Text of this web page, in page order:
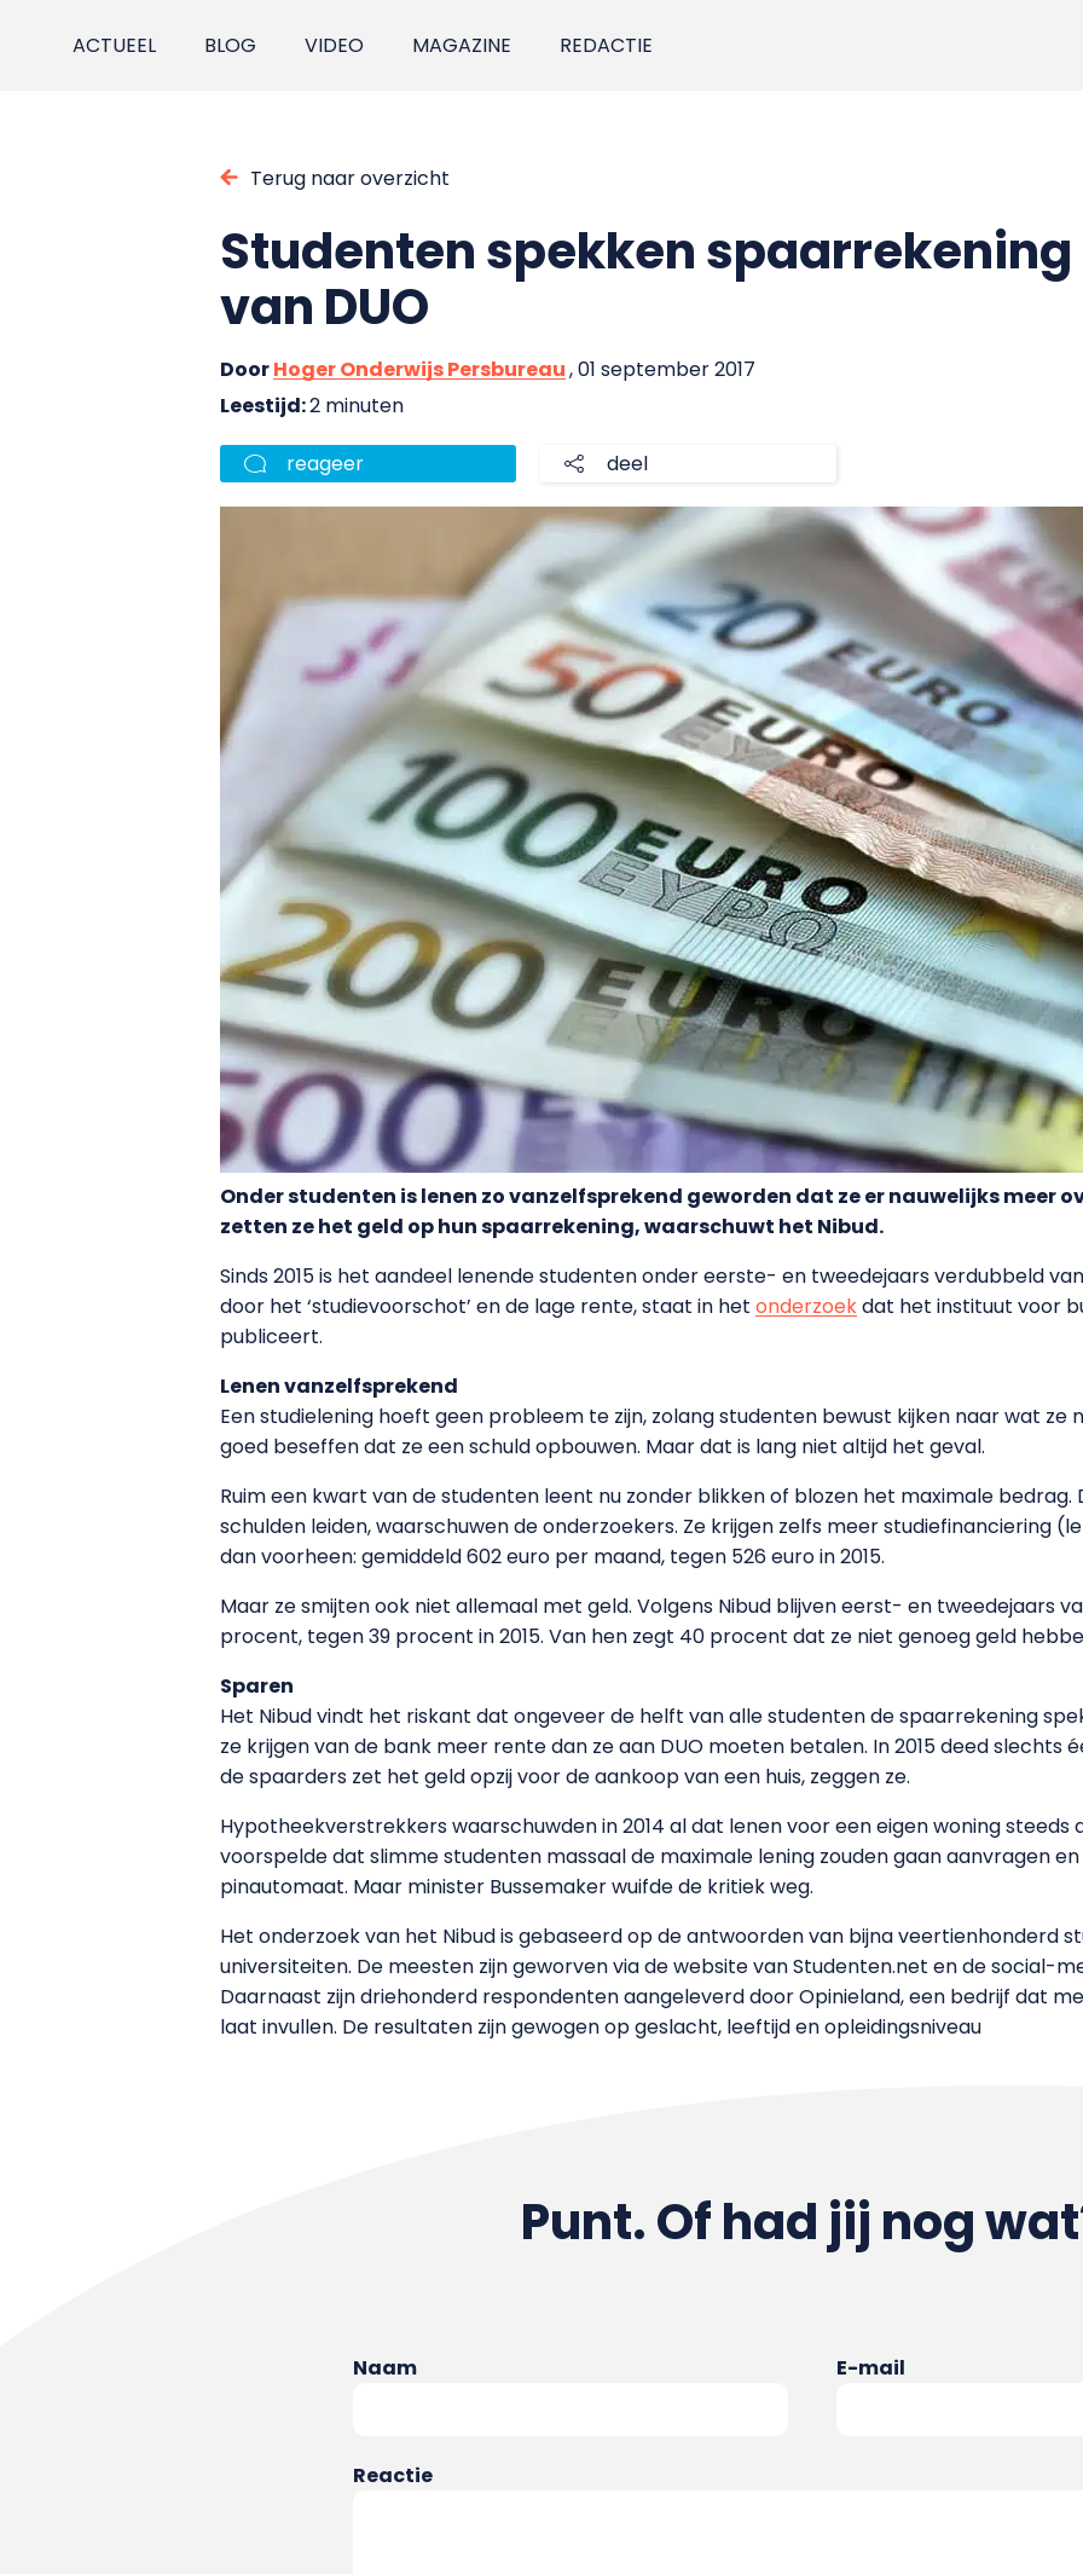
ACTUEEL BLOG VIDEO MAGAZINE REDACTIE
Terug naar overzicht
Studenten spekken
van DUO
DoorHoger Onderwijs Persbureau, 01 september 2017
Leestijd:2 minuten
reageer deel
Onder studenten is lenen zo vanzelfsprekend geworden dat ze er nauwelijks meer
zetten ze het geld op hun spaarrekening, waarschuwt het Nibud.
Sinds 2015 is het aandeel lenende studenten onder eerste- en tweedejaars verdubbeld
door het ‘studievoorschot’ en de lage rente, staat in het onderzoekdat het instituut voor
publiceert.
Lenen vanzelfsprekend
Een studielening hoeft geen probleem te zijn, zolang studenten bewust kijken naar wat ze
goed beseffen dat ze een schuld opbouwen. Maar dat is lang niet altijd het geval.
Ruim een kwart van de studenten leent nu zonder blikken of blozen het maximale
schulden leiden, waarschuwen de onderzoekers. Ze krijgen zelfs meer studiefinanciering
dan voorheen: gemiddeld 602 euro per maand, tegen 526 euro in 2015.
Maar ze smijten ook niet allemaal met geld. Volgens Nibud blijven eerst- en tweedejaars
procent, tegen 39 procent in 2015. Van hen zegt 40 procent dat ze niet genoeg geld
Sparen
Het Nibud vindt het riskant dat ongeveer de helft van alle studenten de spaarrekening
ze krijgen van de bank meer rente dan ze aan DUO moeten betalen. In 2015 deed slechts
de spaarders zet het geld opzij voor de aankoop van een huis, zeggen ze.
Hypotheekverstrekkers waarschuwden in 2014 al dat lenen voor een eigen woning steeds
voorspelde dat slimme studenten massaal de maximale lening zouden gaan aanvragen
pinautomaat. Maar minister Bussemaker wuifde de kritiek weg.
Het onderzoek van het Nibud is gebaseerd op de antwoorden van bijna veertienhonderd
universiteiten. De meesten zijn geworven via de website van Studenten.net en de social-
Daarnaast zijn driehonderd respondenten aangeleverd door Opinieland, een bedrijf dat
laat invullen. De resultaten zijn gewogen op geslacht, leeftijd en opleidingsniveau
Punt. Of had jij nog
Naam E-mail
Reactie